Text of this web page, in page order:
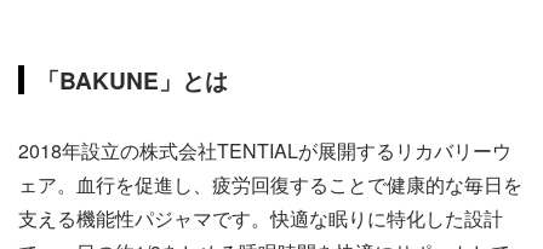
「BAKUNE」とは
2018年設立の株式会社TENTIALが展開するリカバリーウ
ェア。血行を促進し、疲労回復することで健康的な毎日を
支える機能性パジャマです。快適な眠りに特化した設計